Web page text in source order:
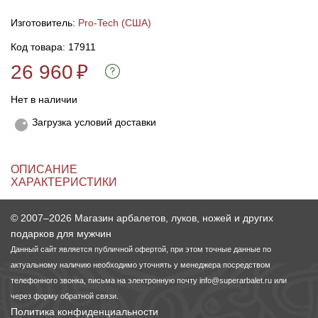
Изготовитель: Pro-Tech (США)
Код товара: 17911
26 960₽
Нет в наличии
Загрузка условий доставки
ОПИСАНИЕ
ХАРАКТЕРИСТИКИ
© 2007–2026 Магазин арбалетов, луков, ножей и других
подарков для мужчин
Данный сайт является публичной офертой, при этом точные данные по
актуальному наличию необходимо уточнять у менеджера посредством
телефонного звонка, письма на электронную почту info@superarbalet.ru или
через форму обратной связи.
Политика конфиденциальности
Полочки для лука
Кликеры для лука
Киссеры для лука
Ножи складные